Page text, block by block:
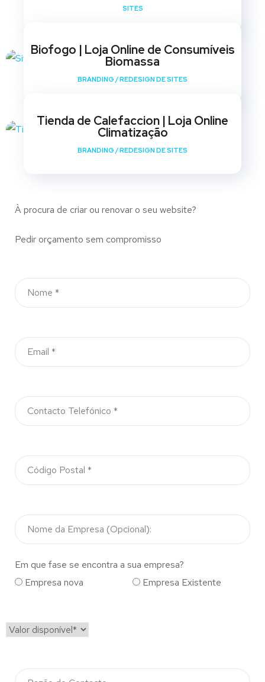
SITES
Biofogo | Loja Online de Consumíveis
Biomassa
BRANDING /REDESIGN DE SITES
Tienda de Calefaccion | Loja Online
Climatização
BRANDING /REDESIGN DE SITES
À procura de criar ou renovar o seu website?
Pedir orçamento sem compromisso
Em que fase se encontra a sua empresa?
Empresa nova
Empresa Existente